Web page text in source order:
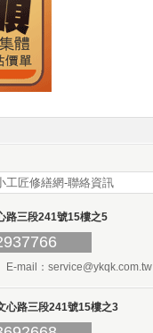
工匠修繕網-聯絡資訊
路三段241號15樓之5
mail： service@ykqk.com.tw
心路三段241號15樓之3